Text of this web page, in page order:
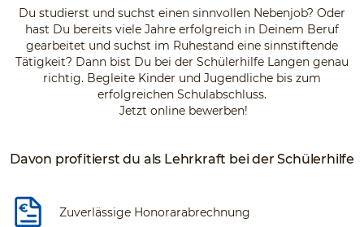
Du studierst und suchst einen sinnvollen Nebenjob? Oder
hast Du bereits viele Jahre erfolgreich in Deinem Beruf
gearbeitet und suchst im Ruhestand eine sinnstiftende
Tätigkeit? Dann bist Du bei der Schülerhilfe Langen genau
richtig. Begleite Kinder und Jugendliche bis zum
erfolgreichen Schulabschluss.
Jetzt online bewerben!
Davon profitierst du als Lehrkraft bei der Schülerhilfe
Zuverlässige Honorarabrechnung